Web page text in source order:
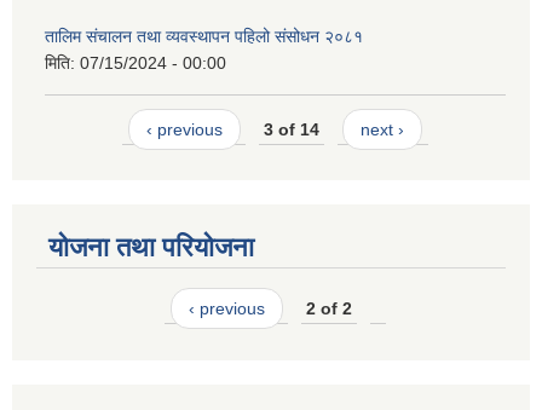
तालिम संचालन तथा व्यवस्थापन पहिलो संसोधन २०८१
मिति: 07/15/2024 - 00:00
‹ previous 3 of 14 next ›
योजना तथा परियोजना
‹ previous 2 of 2